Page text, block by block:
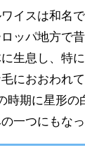
イスは和名
ッパ地方で
生息し、特
におおわれ
時期に星形の
一つにもなっ